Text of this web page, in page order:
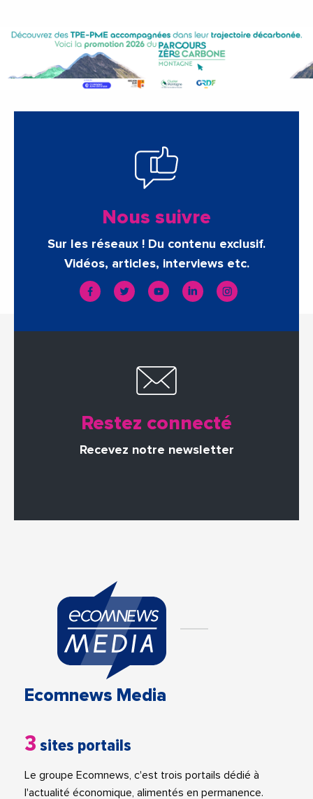
Nous suivre
Sur les réseaux ! Du contenu exclusif.
Vidéos, articles, interviews etc.
Restez connecté
Recevez notre newsletter
Ecomnews Media
3 sites portails
Le groupe Ecomnews, c'est trois portails dédié à
l'actualité économique, alimentés en permanence.